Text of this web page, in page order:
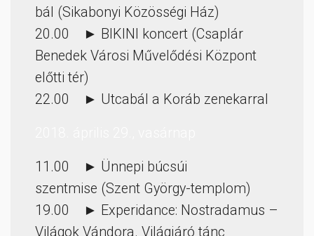
bál (Sikabonyi Közösségi Ház)
20.00 ► BIKINI koncert (Csaplár
Benedek Városi Művelődési Központ
előtti tér)
22.00 ► Utcabál a Koráb zenekarral
11.00 ► Ünnepi búcsúi
szentmise (Szent György-templom)
19.00 ► Experidance: Nostradamus –
Világok Vándora. Világjáró tánc